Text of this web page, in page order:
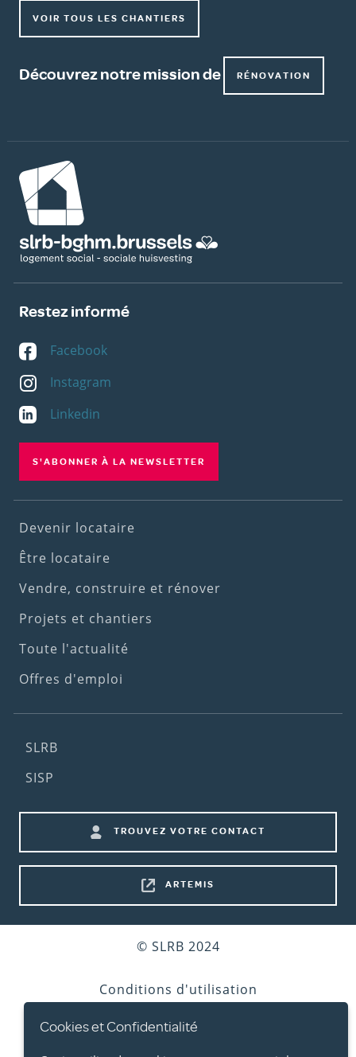
VOIR TOUS LES CHANTIERS
Découvrez notre mission de RÉNOVATION
Image
Restez informé
Facebook
Instagram
Linkedin
S'ABONNER À LA NEWSLETTER
Footer
(1st
menu)
Devenir locataire
Être locataire
Vendre, construire et rénover
Projets et chantiers
Toute l'actualité
Offres d'emploi
Footer
(2nd
SLRB
SISP
Footer
shortcuts
TROUVEZ VOTRE CONTACT
ARTEMIS
© SLRB 2024
Conditions d'utilisation
Vie privée
Cookies et Confidentialité